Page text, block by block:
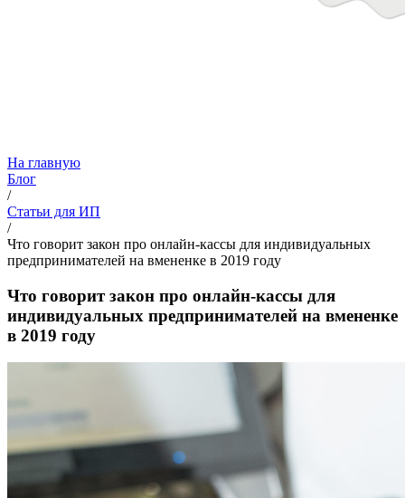
На главную
Блог
/
Статьи для ИП
/
Что говорит закон про онлайн-кассы для индивидуальных
предпринимателей на вмененке в 2019 году
Что говорит закон про онлайн-кассы для
индивидуальных предпринимателей на вмененке
в 2019 году